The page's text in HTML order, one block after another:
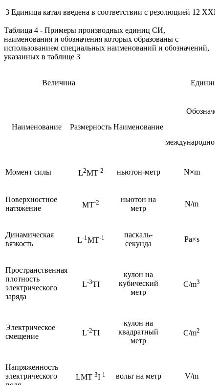
3 Единица катал введена в соответствии с резолюцией 12
Таблица 4 - Примеры производных единиц СИ,
наименования и обозначения которых образованы с
использованием специальных наименований и обозначений,
указанных в таблице 3
Величина
Наименование Размерность Наименование
международное
Момент силы L2MT-2 ньютон-метр N×m
Поверхностное
натяжение
MT-2
ньютон на
метр
N/m
Динамическая
вязкость
L-1 MT-1
паскаль-
секунда
Pa×s
Пространственная
плотность
электрического
заряда
L-3TI
кулон на
кубический
метр
C/m3
Электрическое
смещение
L-2TI
кулон на
квадратный
метр
C/m2
Напряженность
электрического
LMT-3I-1 вольт на метр V/m